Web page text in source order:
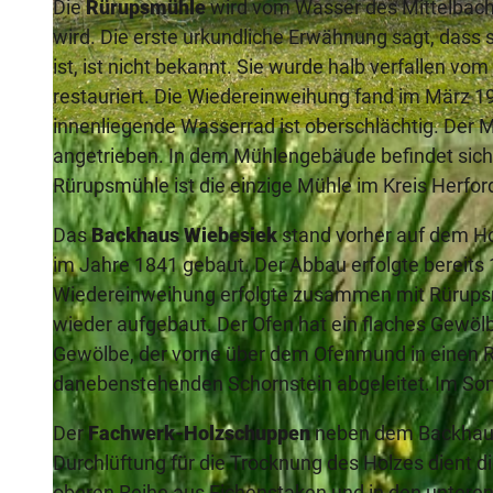
© CC-BY-SA
DieRürupsmühlewird vom Wasser des
wird. Die erste urkundliche Erwähnung sagt,
ist, ist nicht bekannt. Sie wurde halb verfallen
restauriert. Die Wiedereinweihung fand im März
innenliegende Wasserrad ist oberschlächtig. Der
angetrieben. In dem Mühlengebäude befindet
Rürupsmühle ist die einzige Mühle im Kreis
DasBackhaus Wiebesiekstand vorher auf dem
im Jahre 1841 gebaut. Der Abbau erfolgte
Wiedereinweihung erfolgte zusammen mit
wieder aufgebaut. Der Ofen hat ein flaches
Gewölbe, der vorne über dem Ofenmund in einen
danebenstehenden Schornstein abgeleitet. Im
Der Fachwerk-Holzschuppenneben dem
Durchlüftung für die Trocknung des Holzes dient